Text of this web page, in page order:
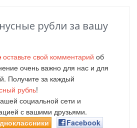
рубли за вашу
оставьте свой комментарий об
очень важно для нас и для
Получите за каждый
рубль!
социальной сети и
с вашими друзьями.
Facebook